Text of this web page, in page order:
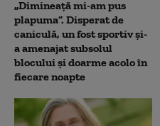
„Dimineață mi-am pus
plapuma”. Disperat de
caniculă, un fost sportiv și-
a amenajat subsolul
blocului și doarme acolo în
fiecare noapte